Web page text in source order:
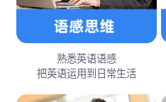
熟悉英语语感
把英语运用到日常生活